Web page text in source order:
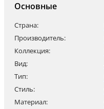
Основные
Страна:
Производитель:
Коллекция:
Вид:
Тип:
Стиль:
Материал: